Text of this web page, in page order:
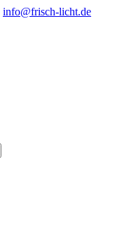
info@frisch-licht.de